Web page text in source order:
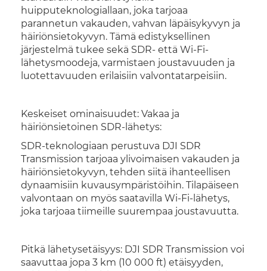
huipputeknologiallaan, joka tarjoaa
parannetun vakauden, vahvan läpäisykyvyn ja
häiriönsietokyvyn. Tämä edistyksellinen
järjestelmä tukee sekä SDR- että Wi-Fi-
lähetysmoodeja, varmistaen joustavuuden ja
luotettavuuden erilaisiin valvontatarpeisiin.
Keskeiset ominaisuudet: Vakaa ja
häiriönsietoinen SDR-lähetys:
SDR-teknologiaan perustuva DJI SDR
Transmission tarjoaa ylivoimaisen vakauden ja
häiriönsietokyvyn, tehden siitä ihanteellisen
dynaamisiin kuvausympäristöihin. Tilapäiseen
valvontaan on myös saatavilla Wi-Fi-lähetys,
joka tarjoaa tiimeille suurempaa joustavuutta.
Pitkä lähetysetäisyys: DJI SDR Transmission voi
saavuttaa jopa 3 km (10 000 ft) etäisyyden,